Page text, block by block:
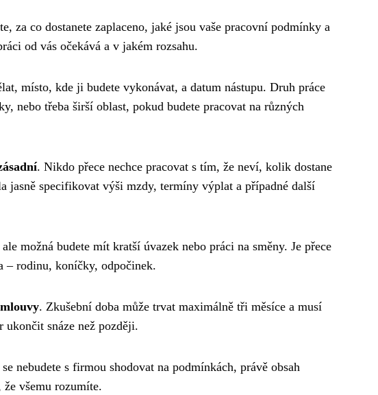
za co dostanete zaplaceno, jaké jsou vaše pracovní podmínky a
od vás očekává a v jakém rozsahu.
místo, kde ji budete vykonávat, a datum nástupu. Druh práce
nebo třeba širší oblast, pokud budete pracovat na různých
. Nikdo přece nechce pracovat s tím, že neví, kolik dostane
jasně specifikovat výši mzdy, termíny výplat a případné další
možná budete mít kratší úvazek nebo práci na směny. Je přece
– rodinu, koníčky, odpočinek.
. Zkušební doba může trvat maximálně tři měsíce a musí
snáze než později.
nebudete s firmou shodovat na podmínkách, právě obsah
všemu rozumíte.